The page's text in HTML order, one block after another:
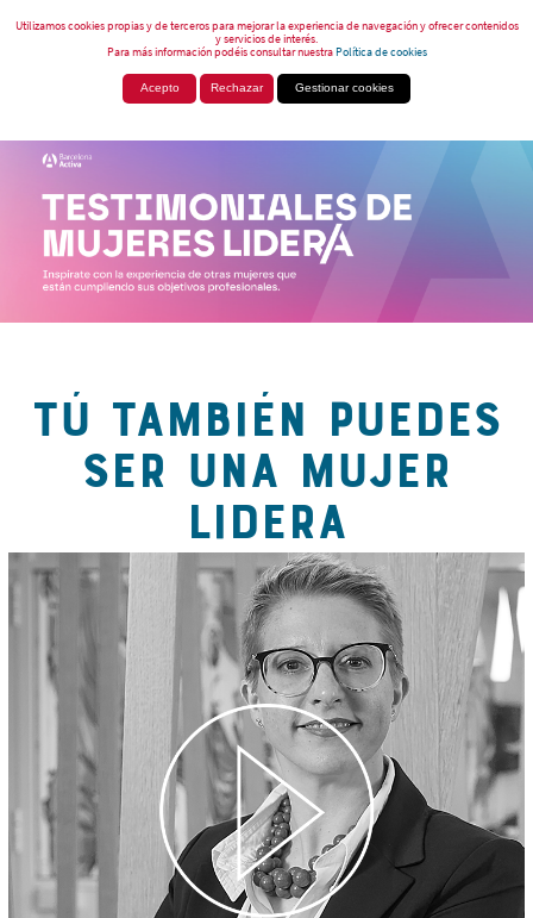
Utilizamos cookies propias y de terceros para mejorar la experiencia de navegación y ofrecer contenidos
y servicios de interés.
Para más información podéis consultar nuestraPolítica de cookies
Acepto Rechazar Gestionar cookies
TÚ TAMBIÉN PUEDES
SER UNA MUJER
LIDERA